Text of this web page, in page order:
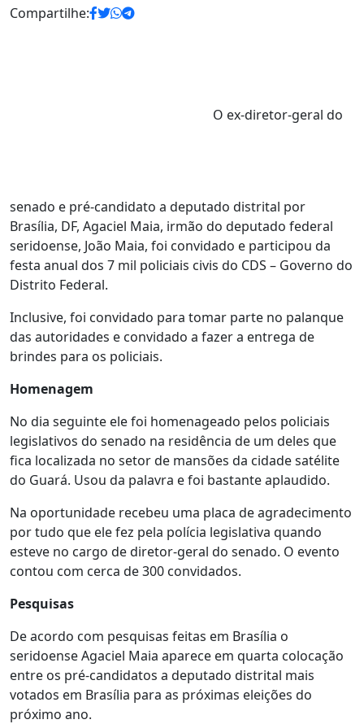
Compartilhe:
O ex-diretor-geral do
senado e pré-candidato a deputado distrital por
Brasília, DF, Agaciel Maia, irmão do deputado federal
seridoense, João Maia, foi convidado e participou da
festa anual dos 7 mil policiais civis do CDS – Governo do
Distrito Federal.
Inclusive, foi convidado para tomar parte no palanque
das autoridades e convidado a fazer a entrega de
brindes para os policiais.
Homenagem
No dia seguinte ele foi homenageado pelos policiais
legislativos do senado na residência de um deles que
fica localizada no setor de mansões da cidade satélite
do Guará. Usou da palavra e foi bastante aplaudido.
Na oportunidade recebeu uma placa de agradecimento
por tudo que ele fez pela polícia legislativa quando
esteve no cargo de diretor-geral do senado. O evento
contou com cerca de 300 convidados.
Pesquisas
De acordo com pesquisas feitas em Brasília o
seridoense Agaciel Maia aparece em quarta colocação
entre os pré-candidatos a deputado distrital mais
votados em Brasília para as próximas eleições do
próximo ano.